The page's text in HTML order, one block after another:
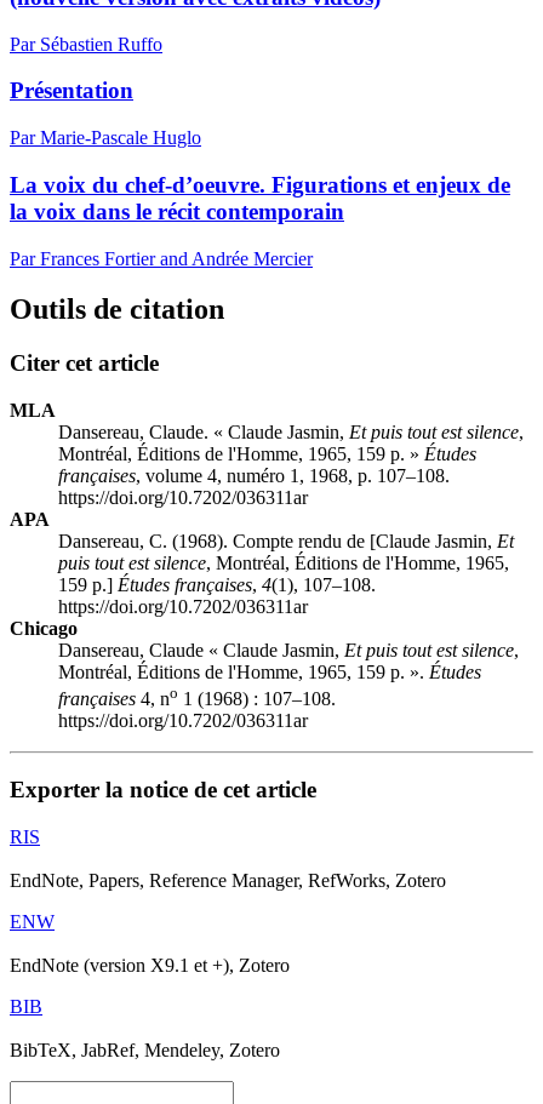
Par Sébastien Ruffo
Présentation
Par Marie-Pascale Huglo
La voix du chef-d’oeuvre. Figurations et enjeux de
la voix dans le récit contemporain
Par Frances Fortier and Andrée Mercier
Outils de citation
Citer cet article
MLA
Dansereau, Claude. « Claude Jasmin, Et puis tout est silence,
Montréal, Éditions de l'Homme, 1965, 159 p. » Études
françaises, volume 4, numéro 1, 1968, p. 107–108.
https://doi.org/10.7202/036311ar
APA
Dansereau, C. (1968). Compte rendu de [Claude Jasmin, Et
puis tout est silence, Montréal, Éditions de l'Homme, 1965,
159 p.] Études françaises, 4(1), 107–108.
https://doi.org/10.7202/036311ar
Chicago
Dansereau, Claude « Claude Jasmin, Et puis tout est silence,
Montréal, Éditions de l'Homme, 1965, 159 p. ». Études
françaises 4, no 1 (1968) : 107–108.
https://doi.org/10.7202/036311ar
Exporter la notice de cet article
RIS
EndNote, Papers, Reference Manager, RefWorks, Zotero
ENW
EndNote (version X9.1 et +), Zotero
BIB
BibTeX, JabRef, Mendeley, Zotero